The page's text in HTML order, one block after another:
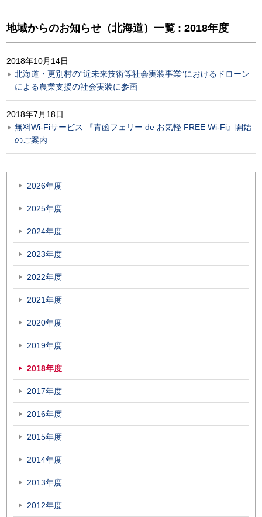
地域からのお知らせ（北海道）一覧 : 2018年度
2018年10月14日
北海道・更別村の“近未来技術等社会実装事業”におけるドローン
による農業支援の社会実装に参画
2018年7月18日
無料Wi-Fiサービス 『青函フェリー de お気軽 FREE Wi-Fi』開始
のご案内
2026年度
2025年度
2024年度
2023年度
2022年度
2021年度
2020年度
2019年度
2018年度
2017年度
2016年度
2015年度
2014年度
2013年度
2012年度